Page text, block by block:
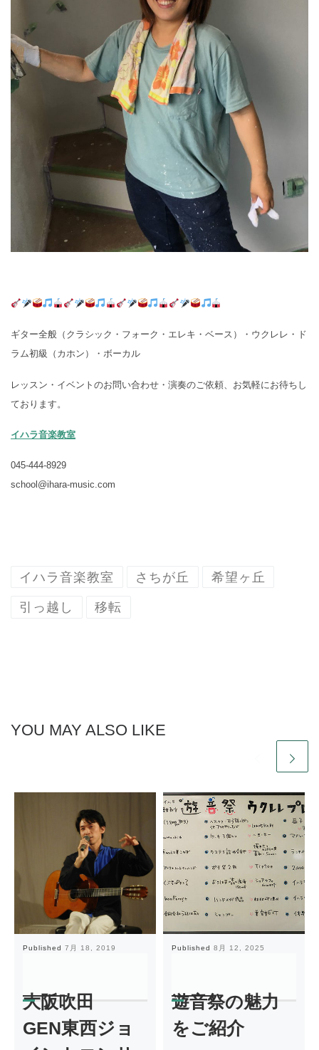
ギター全般（クラシック・フォーク・エレキ・ベース）・ウクレレ・ド
ラム初級（カホン）・ボーカル
レッスン・イベントのお問い合わせ・演奏のご依頼、お気軽にお待ちし
ております。
イハラ音楽教室
045-444-8929
school@ihara-music.com
イハラ音楽教室 さちが丘 希望ヶ丘
引っ越し 移転
YOU MAY ALSO LIKE
Published 7月 18, 2019
大阪吹田
GEN東西ジョ
Published 8月 12, 2025
遊音祭の魅力
をご紹介